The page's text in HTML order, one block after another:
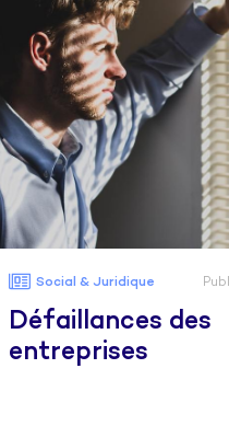
Social & Juridique
Défaillances des
entreprises